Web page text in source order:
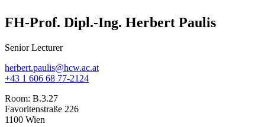
FH-Prof. Dipl.-Ing. Herbert Paulis
Senior Lecturer
herbert.paulis@hcw.ac.at
+43 1 606 68 77-2124
Room: B.3.27
Favoritenstraße 226
1100 Wien